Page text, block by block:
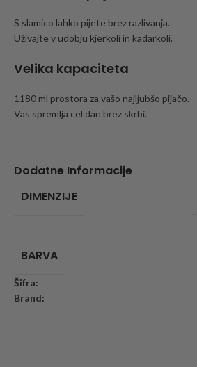
S slamico lahko pijete brez razlivanja.
Uživajte v udobju kjerkoli in kadarkoli.
Velika kapaciteta
1180 ml prostora za vašo najljubšo pijačo.
Vas spremlja cel dan brez skrbi.
Dodatne Informacije
DIMENZIJE
BARVA
Šifra:
Brand: